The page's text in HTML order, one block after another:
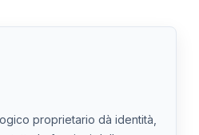
proprietario dà identità,